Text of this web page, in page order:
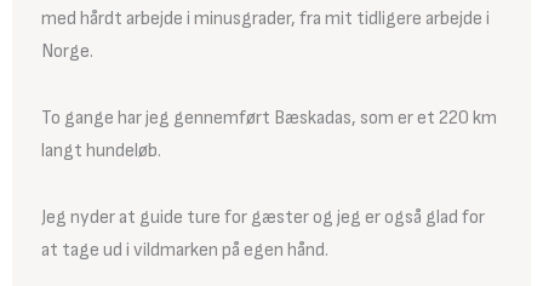
med hårdt arbejde i minusgrader, fra mit tidligere arbejde i
Norge.
To gange har jeg gennemført Bæskadas, som er et 220 km
langt hundeløb.
Jeg nyder at guide ture for gæster og jeg er også glad for
at tage ud i vildmarken på egen hånd.